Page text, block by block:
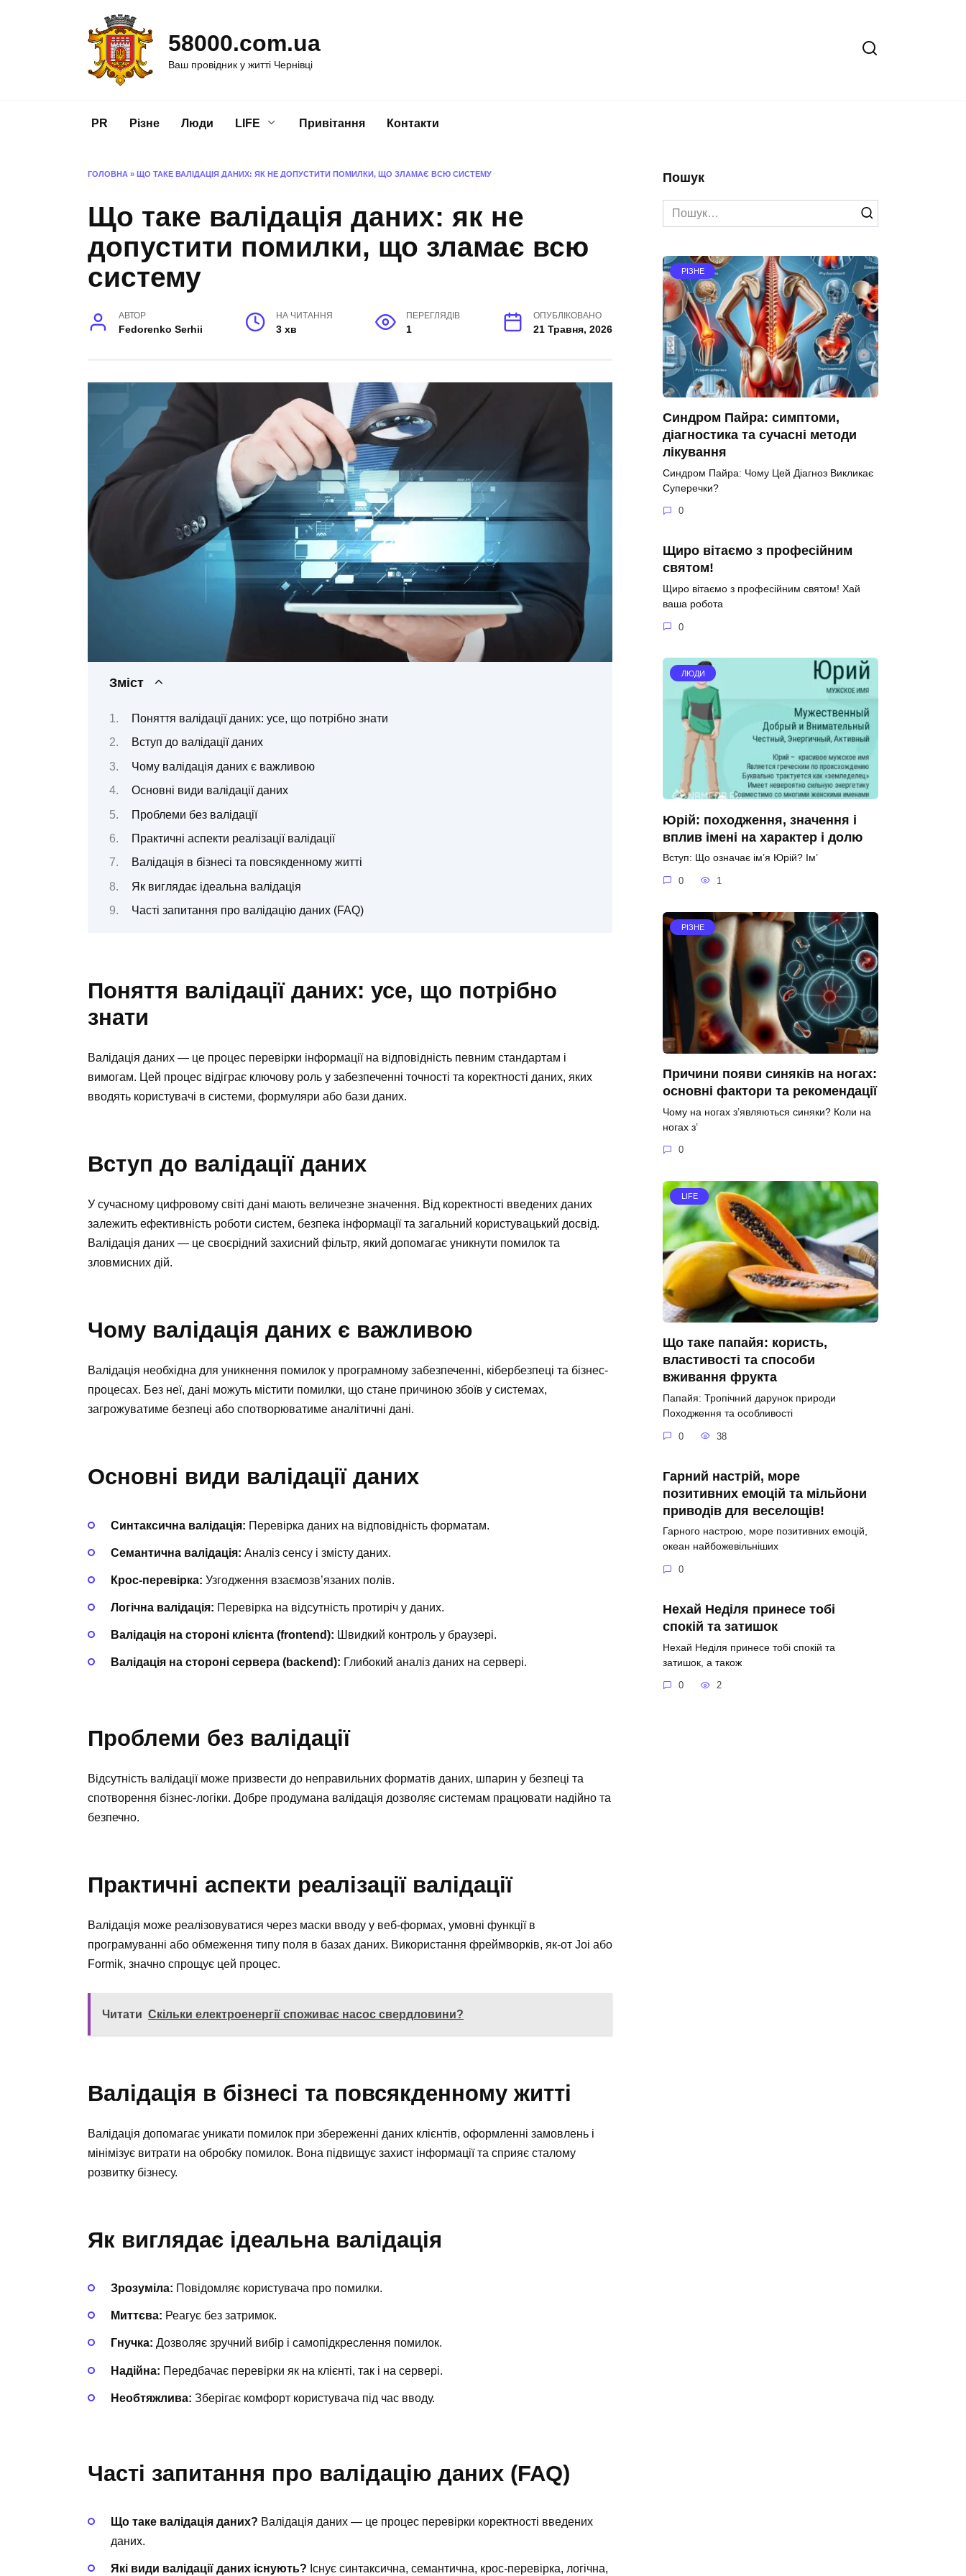
58000.com.ua
Ваш провідник у житті Чернівці
PR Різне Люди LIFE Привітання Контакти
ГОЛОВНА » ЩО ТАКЕ ВАЛІДАЦІЯ ДАНИХ: ЯК НЕ ДОПУСТИТИ ПОМИЛКИ, ЩО ЗЛАМАЄ ВСЮ СИСТЕМУ
Що таке валідація даних: як не
допустити помилки, що зламає всю
систему
АВТОР
Fedorenko Serhii
НА ЧИТАННЯ
3 хв
ПЕРЕГЛЯДІВ
1
ОПУБЛІКОВАНО
21 Травня, 2026
Зміст
Поняття валідації даних: усе, що потрібно знати
Вступ до валідації даних
Чому валідація даних є важливою
Основні види валідації даних
Проблеми без валідації
Практичні аспекти реалізації валідації
Валідація в бізнесі та повсякденному житті
Як виглядає ідеальна валідація
Часті запитання про валідацію даних (FAQ)
Поняття валідації даних: усе, що потрібно
знати
Валідація даних — це процес перевірки інформації на відповідність певним стандартам і
вимогам. Цей процес відіграє ключову роль у забезпеченні точності та коректності даних, яких
вводять користувачі в системи, формуляри або бази даних.
Вступ до валідації даних
У сучасному цифровому світі дані мають величезне значення. Від коректності введених даних
залежить ефективність роботи систем, безпека інформації та загальний користувацький досвід.
Валідація даних — це своєрідний захисний фільтр, який допомагає уникнути помилок та
зловмисних дій.
Чому валідація даних є важливою
Валідація необхідна для уникнення помилок у програмному забезпеченні, кібербезпеці та бізнес-
процесах. Без неї, дані можуть містити помилки, що стане причиною збоїв у системах,
загрожуватиме безпеці або спотворюватиме аналітичні дані.
Основні види валідації даних
Синтаксична валідація: Перевірка даних на відповідність форматам.
Семантична валідація: Аналіз сенсу і змісту даних.
Крос-перевірка: Узгодження взаємозв’язаних полів.
Логічна валідація: Перевірка на відсутність протиріч у даних.
Валідація на стороні клієнта (frontend): Швидкий контроль у браузері.
Валідація на стороні сервера (backend): Глибокий аналіз даних на сервері.
Проблеми без валідації
Відсутність валідації може призвести до неправильних форматів даних, шпарин у безпеці та
спотворення бізнес-логіки. Добре продумана валідація дозволяє системам працювати надійно та
безпечно.
Практичні аспекти реалізації валідації
Валідація може реалізовуватися через маски вводу у веб-формах, умовні функції в
програмуванні або обмеження типу поля в базах даних. Використання фреймворків, як-от Joi або
Formik, значно спрощує цей процес.
Читати Скільки електроенергії споживає насос свердловини?
Валідація в бізнесі та повсякденному житті
Валідація допомагає уникати помилок при збереженні даних клієнтів, оформленні замовлень і
мінімізує витрати на обробку помилок. Вона підвищує захист інформації та сприяє сталому
розвитку бізнесу.
Як виглядає ідеальна валідація
Зрозуміла: Повідомляє користувача про помилки.
Миттєва: Реагує без затримок.
Гнучка: Дозволяє зручний вибір і самопідкреслення помилок.
Надійна: Передбачає перевірки як на клієнті, так і на сервері.
Необтяжлива: Зберігає комфорт користувача під час вводу.
Часті запитання про валідацію даних (FAQ)
Що таке валідація даних? Валідація даних — це процес перевірки коректності введених
даних.
Які види валідації даних існують? Існує синтаксична, семантична, крос-перевірка, логічна,
Пошук
Search
for:
РІЗНЕ
Синдром Пайра: симптоми,
діагностика та сучасні методи
лікування
Синдром Пайра: Чому Цей Діагноз Викликає
Суперечки?
0
Щиро вітаємо з професійним
святом!
Щиро вітаємо з професійним святом! Хай
ваша робота
0
ЛЮДИ
Юрій: походження, значення і
вплив імені на характер і долю
Вступ: Що означає ім’я Юрій? Ім’
0 1
РІЗНЕ
Причини появи синяків на ногах:
основні фактори та рекомендації
Чому на ногах з’являються синяки? Коли на
ногах з’
0
LIFE
Що таке папайя: користь,
властивості та способи
вживання фрукта
Папайя: Тропічний дарунок природи
Походження та особливості
0 38
Гарний настрій, море
позитивних емоцій та мільйони
приводів для веселощів!
Гарного настрою, море позитивних емоцій,
океан найбожевільніших
0
Нехай Неділя принесе тобі
спокій та затишок
Нехай Неділя принесе тобі спокій та
затишок, а також
0 2